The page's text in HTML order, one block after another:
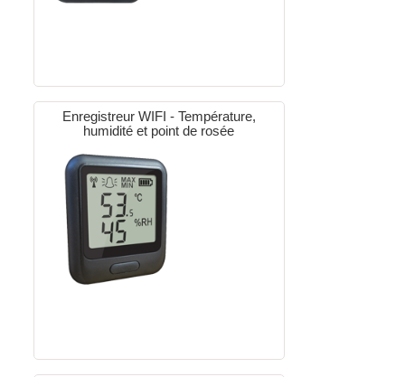
Enregistreur WIFI - Température,
humidité et point de rosée